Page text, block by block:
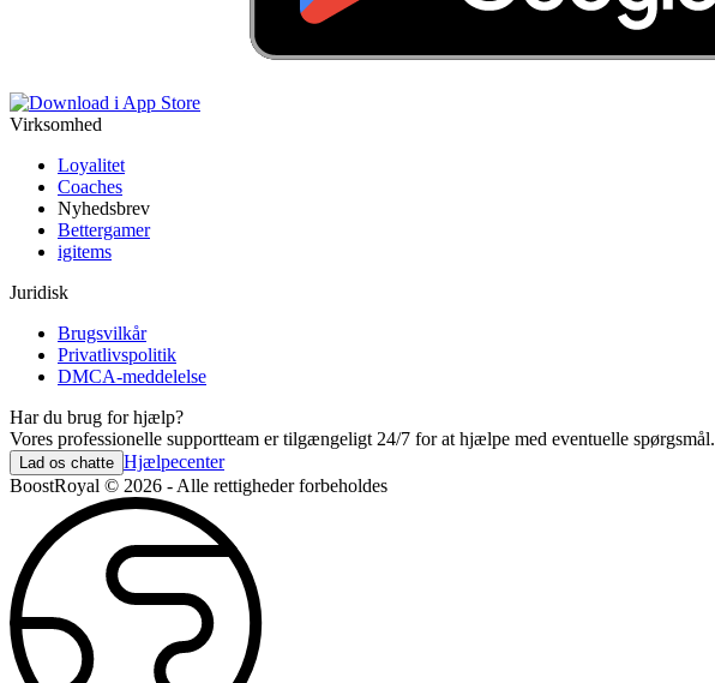
Virksomhed
Loyalitet
Coaches
Nyhedsbrev
Bettergamer
igitems
Juridisk
Brugsvilkår
Privatlivspolitik
DMCA-meddelelse
Har du brug for hjælp?
Vores professionelle supportteam er tilgængeligt 24/7 for at hjælpe med eventuelle spørgsmål.
Lad os chatte Hjælpecenter
BoostRoyal © 2026 - Alle rettigheder forbeholdes